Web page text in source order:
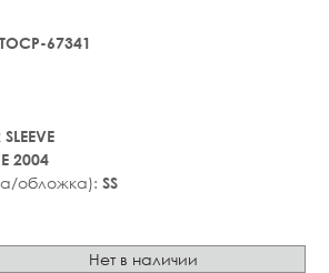
TOCP-67341
SLEEVE
2004
обложка): SS
Нет в наличии